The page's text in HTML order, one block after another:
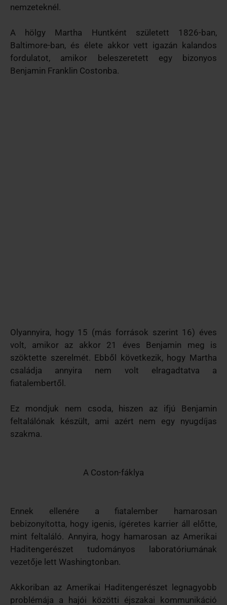
nemzeteknél.
A hölgy Martha Huntként született 1826-ban,
Baltimore-ban, és élete akkor vett igazán kalandos
fordulatot, amikor beleszeretett egy bizonyos
Benjamin Franklin Costonba.
Olyannyira, hogy 15 (más források szerint 16) éves
volt, amikor az akkor 21 éves Benjamin meg is
szöktette szerelmét. Ebből következik, hogy Martha
családja annyira nem volt elragadtatva a
fiatalembertől.
Ez mondjuk nem csoda, hiszen az ifjú Benjamin
feltalálónak készült, ami azért nem egy nyugdíjas
szakma.
A Coston-fáklya
Ennek ellenére a fiatalember hamarosan
bebizonyította, hogy igenis, ígéretes karrier áll előtte,
mint feltaláló. Annyira, hogy hamarosan az Amerikai
Haditengerészet tudományos laboratóriumának
vezetője lett Washingtonban.
Akkoriban az Amerikai Haditengerészet legnagyobb
problémája a hajói közötti éjszakai kommunikáció